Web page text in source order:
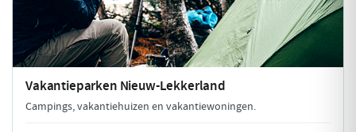
Vakantieparken Nieuw-Lekkerland
Campings, vakantiehuizen en vakantiewoningen.